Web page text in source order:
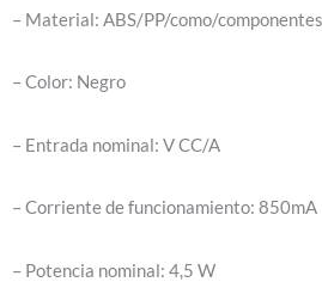
– Material: ABS/PP/como/
– Color: Negro
– Entrada nominal: V CC/A
– Corriente de funcionamiento: 850mA
– Potencia nominal: 4,5 W